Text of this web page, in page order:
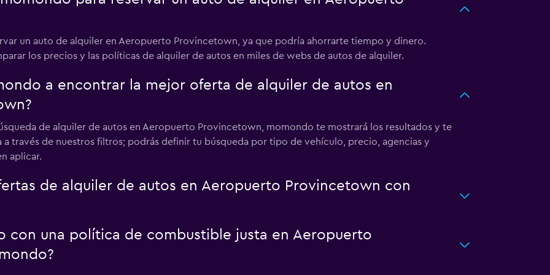
un auto de alquiler en Aeropuerto Provincetown, ya que podría ahorrarte tiempo y dinero.
los precios y las políticas de alquiler de autos en miles de webs de autos de alquiler.
a encontrar la mejor oferta de alquiler de autos en
de alquiler de autos en Aeropuerto Provincetown, momondo te mostrará los resultados y te
través de nuestros filtros; podrás definir tu búsqueda por tipo de vehículo, precio, agencias y
aplicar.
de alquiler de autos en Aeropuerto Provincetown con
con una política de combustible justa en Aeropuerto